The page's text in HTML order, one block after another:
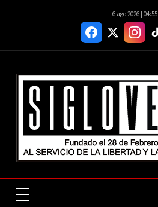
6 ago 2026 | 04:55